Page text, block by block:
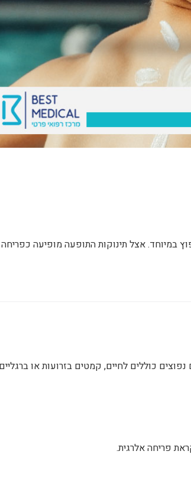
נפוץ במיוחד. אצל תינוקות התופעה מופיעה
כוללים לחיים, קמטים בזרועות או
פריחה אלרגית.